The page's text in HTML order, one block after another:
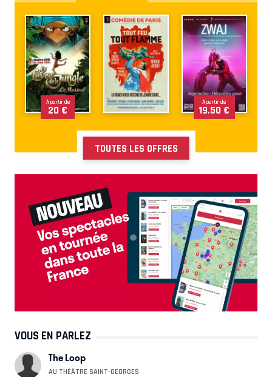
À partir de
20 €
À partir de
19.50 €
TOUTES LES OFFRES
VOUS EN PARLEZ
The Loop
AU THÉÂTRE SAINT-GEORGES